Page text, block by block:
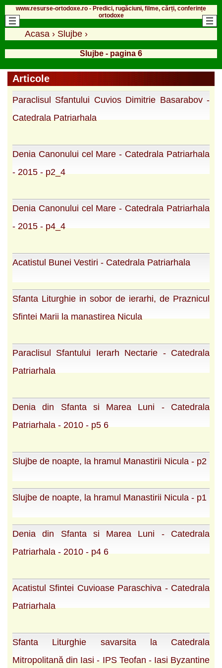
www.resurse-ortodoxe.ro - Predici, rugăciuni, filme, cărți, conferințe
ortodoxe
Acasa › Slujbe ›
Slujbe - pagina 6
Articole
Paraclisul Sfantului Cuvios Dimitrie Basarabov -
Catedrala Patriarhala
Denia Canonului cel Mare - Catedrala Patriarhala
- 2015 - p2_4
Denia Canonului cel Mare - Catedrala Patriarhala
- 2015 - p4_4
Acatistul Bunei Vestiri - Catedrala Patriarhala
Sfanta Liturghie in sobor de ierarhi, de Praznicul
Sfintei Marii la manastirea Nicula
Paraclisul Sfantului Ierarh Nectarie - Catedrala
Patriarhala
Denia din Sfanta si Marea Luni - Catedrala
Patriarhala - 2010 - p5 6
Slujbe de noapte, la hramul Manastirii Nicula - p2
Slujbe de noapte, la hramul Manastirii Nicula - p1
Denia din Sfanta si Marea Luni - Catedrala
Patriarhala - 2010 - p4 6
Acatistul Sfintei Cuvioase Paraschiva - Catedrala
Patriarhala
Sfanta Liturghie savarsita la Catedrala
Mitropolitană din Iasi - IPS Teofan - Iasi Byzantine